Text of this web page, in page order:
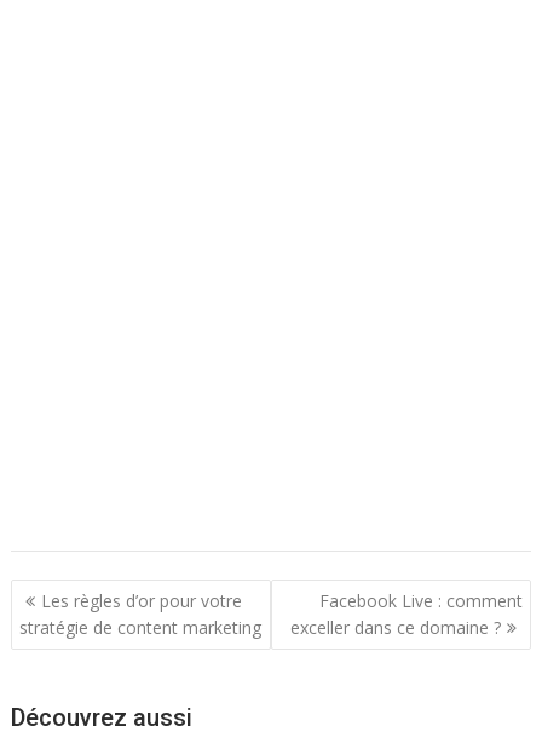
N
a
Les règles d’or pour votre
stratégie de content marketing
Facebook Live : comment
exceller dans ce domaine ?
Découvrez aussi